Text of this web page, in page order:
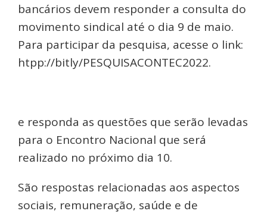
bancários devem responder a consulta do
movimento sindical até o dia 9 de maio.
Para participar da pesquisa, acesse o link:
htpp://bitly/PESQUISACONTEC2022.
e responda as questões que serão levadas
para o Encontro Nacional que será
realizado no próximo dia 10.
São respostas relacionadas aos aspectos
sociais, remuneração, saúde e de